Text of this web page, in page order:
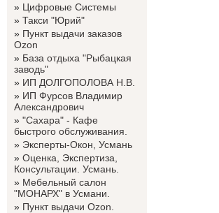
» Цифровые Системы
» Такси "Юрий"
» Пункт выдачи заказов
Ozon
» База отдыха "Рыбацкая
заводь"
» ИП ДОЛГОПОЛОВА Н.В.
» ИП Фурсов Владимир
Александрович
» "Сахара" - Кафе
быстрого обслуживания.
» Эксперты-Окон, Усмань
» Оценка, Экспертиза,
Консультации. Усмань.
» Мебельный салон
"МОНАРХ" в Усмани.
» Пункт выдачи Ozon.